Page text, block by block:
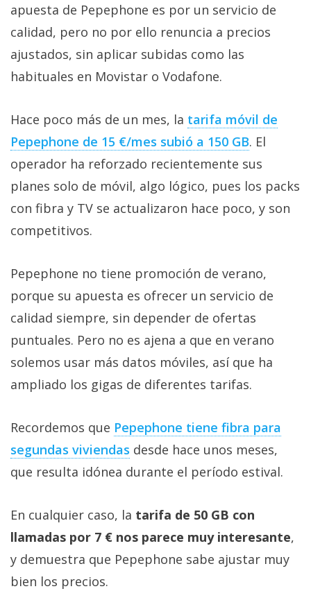
apuesta de Pepephone es por un servicio de
calidad, pero no por ello renuncia a precios
ajustados, sin aplicar subidas como las
habituales en Movistar o Vodafone.
Hace poco más de un mes, la tarifa móvil de
Pepephone de 15 €/mes subió a 150 GB‎. El
operador ha reforzado recientemente sus
planes solo de móvil, algo lógico, pues los packs
con fibra y TV se actualizaron hace poco, y son
competitivos.
Pepephone no tiene promoción de verano,
porque su apuesta es ofrecer un servicio de
calidad siempre, sin depender de ofertas
puntuales. Pero no es ajena a que en verano
solemos usar más datos móviles, así que ha
ampliado los gigas de diferentes tarifas.
Recordemos que Pepephone tiene fibra para
segundas viviendas‎ desde hace unos meses,
que resulta idónea durante el período estival.
En cualquier caso, la tarifa de 50 GB con
llamadas por 7 € nos parece muy interesante,
y demuestra que Pepephone sabe ajustar muy
bien los precios.